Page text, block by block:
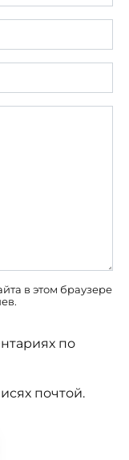
в этом браузере
по
почтой.